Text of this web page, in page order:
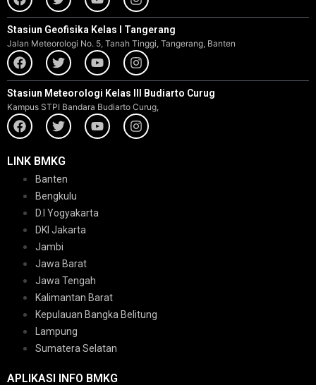
Stasiun Geofisika Kelas I Tangerang
Jalan Meteorologi No. 5, Tanah Tinggi, Tangerang, Banten
Stasiun Meteorologi Kelas III Budiarto Curug
Kampus STPI Bandara Budiarto Curug,
LINK BMKG
Banten
Bengkulu
D.I Yogyakarta
DKI Jakarta
Jambi
Jawa Barat
Jawa Tengah
Kalimantan Barat
Kepulauan Bangka Belitung
Lampung
Sumatera Selatan
APLIKASI INFO BMKG